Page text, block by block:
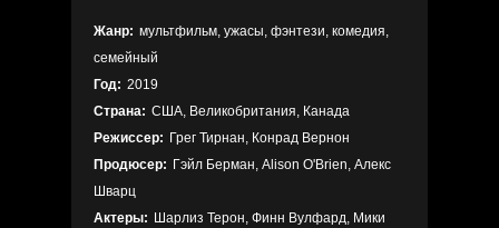
Жанр: мультфильм, ужасы, фэнтези, комедия,
семейный
Год: 2019
Страна: США, Великобритания, Канада
Режиссер: Грег Тирнан, Конрад Вернон
Продюсер: Гэйл Берман, Alison O'Brien, Алекс
Шварц
Актеры: Шарлиз Терон, Финн Вулфард, Мики